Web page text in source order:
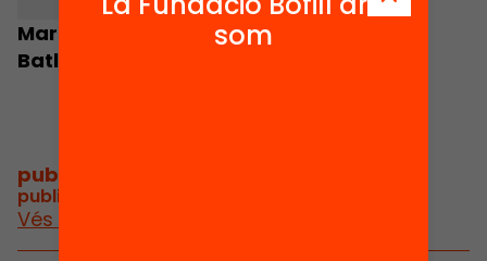
Maria Franch
Batllori
publicacions i vídeos
publicacions i vídeos relacionats
Vés a publicacions i vídeos
som